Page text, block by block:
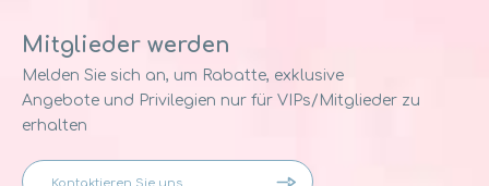
Mitglieder werden
Melden Sie sich an, um Rabatte, exklusive
Angebote und Privilegien nur für VIPs/Mitglieder zu
erhalten